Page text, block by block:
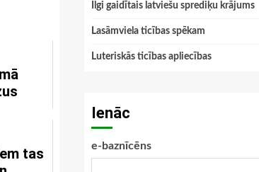
tas
Ilgi gaidītais latviešu sprediķu krājums
Lasāmviela ticības spēkam
Luteriskās ticības apliecības
Ienāc
e-baznīcēns